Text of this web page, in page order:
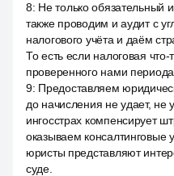
8: Не только обязательный
также проводим и аудит с
налогового учёта и даём
То есть если налоговая
проверенного нами
9: Предоставляем
до начисления не удает, не
ингосстрах компенсирует
оказываем консалтинговые
юристы представляют
суде.